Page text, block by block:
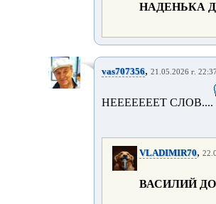
НАДЕНЬКА
vas707356, 21.05.2026 г.
НЕЕЕЕЕЕЕТ СЛОВ....
VLADIMIR70,
ВАСИЛИЙ